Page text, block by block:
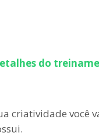
do
criatividade